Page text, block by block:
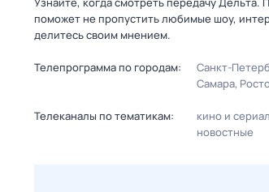
поможет не пропустить любимые шоу,
делитесь своим мнением.
Телепрограмма по городам: Санкт-
Самара
Телеканалы по тематикам: кино и
новостные